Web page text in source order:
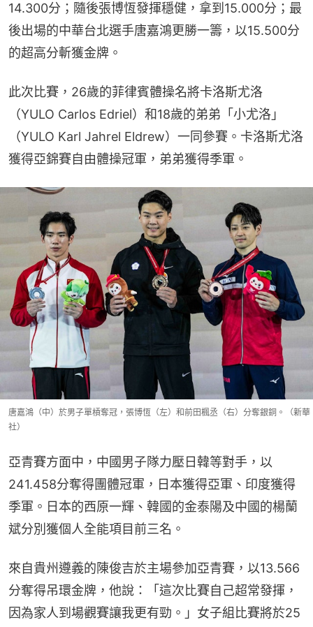
14.300分；隨後張博恆發揮穩健，拿到15.000分；最
後出場的中華台北選手唐嘉鴻更勝一籌，以15.500分
的超高分斬獲金牌。
此次比賽，26歲的菲律賓體操名將卡洛斯尤洛
（YULO Carlos Edriel）和18歲的弟弟「小尤洛」
（YULO Karl Jahrel Eldrew）一同參賽。卡洛斯尤洛
獲得亞錦賽自由體操冠軍，弟弟獲得季軍。
唐嘉鴻（中）於男子單槓奪冠，張博恆（左）和前田楓丞（右）分奪銀銅。（新華
社）
亞青賽方面中，中國男子隊力壓日韓等對手，以
241.458分奪得團體冠軍，日本獲得亞軍、印度獲得
季軍。日本的西原一輝、韓國的金泰陽及中國的楊蘭
斌分別獲個人全能項目前三名。
來自貴州遵義的陳俊吉於主場參加亞青賽，以13.566
分奪得吊環金牌，他說：「這次比賽自己超常發揮，
因為家人到場觀賽讓我更有勁。」女子組比賽將於25